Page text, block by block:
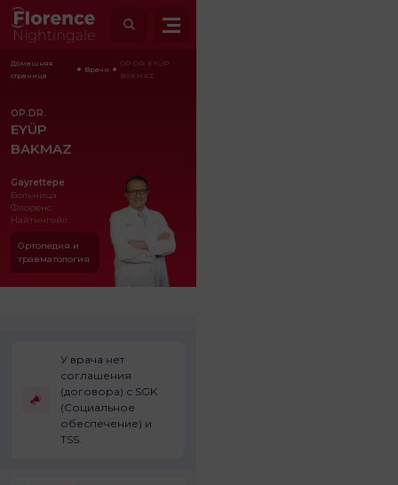
Домашняя
страница
Врачи
OP.DR. EYÜP
BAKMAZ
OP.DR.
EYÜP
BAKMAZ
Gayrettepe
Больница
Флоренс
Найтингейл
Ортопедия и
травматология
У врача нет
соглашения
(договора) с SGK
(Социальное
обеспечение) и
TSS.